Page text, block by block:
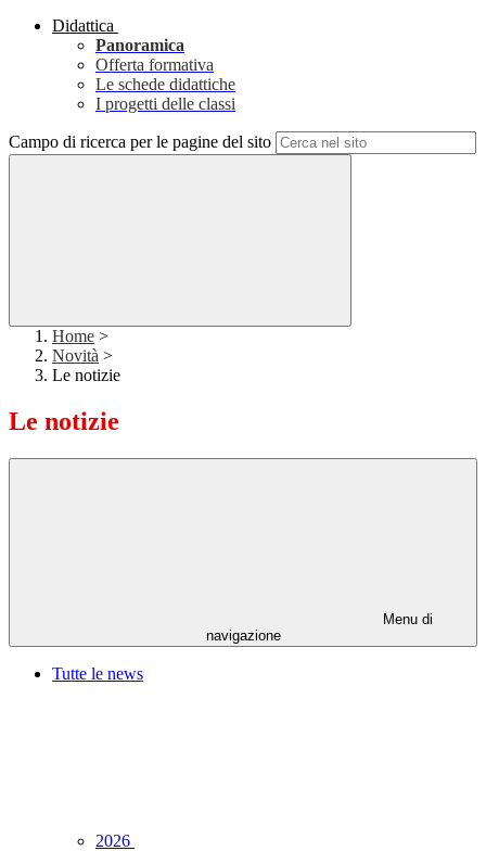
Didattica
Panoramica
Offerta formativa
Le schede didattiche
I progetti delle classi
Campo di ricerca per le pagine del sito
Home >
Novità >
Le notizie
Le notizie
Menu di
navigazione
Tutte le news
2026